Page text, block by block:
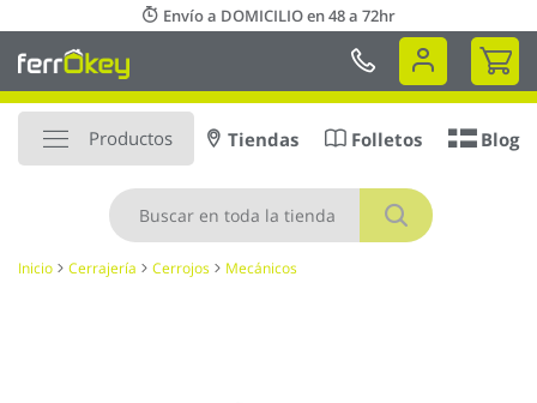
al
contenido
Envío a DOMICILIO en 48 a 72hr
Mi
Productos
Buscar
Tiendas Folletos Blog
Inicio Cerrajería Cerrojos Mecánicos